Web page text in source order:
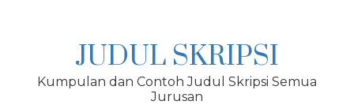
JUDUL SKRIPSI
Kumpulan dan Contoh Judul Skripsi Semua
Jurusan